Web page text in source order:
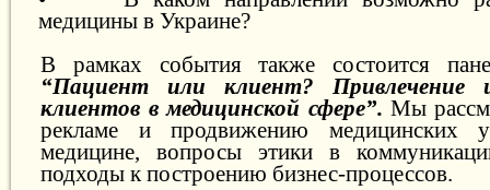
медицины в Украине?
В рамках события также состоится
“Пациент или клиент? Привлечение
клиентов в медицинской сфере”. Мы
рекламе и продвижению медицинских
медицине, вопросы этики в
подходы к построению бизнес-процессов.